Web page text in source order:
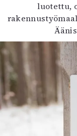
luotettu,